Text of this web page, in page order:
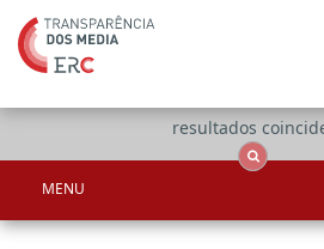
resultados
MENU